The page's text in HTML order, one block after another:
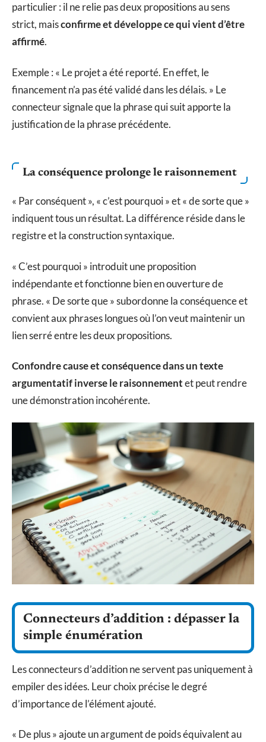
particulier : il ne relie pas deux propositions au sens
strict, maisconfirme et développe ce qui vient d’être
affirmé.
Exemple : « Le projet a été reporté. En effet, le
financement n’a pas été validé dans les délais. » Le
connecteur signale que la phrase qui suit apporte la
justification de la phrase précédente.
La conséquence prolonge le raisonnement
« Par conséquent », « c’est pourquoi » et « de sorte que »
indiquent tous un résultat. La différence réside dans le
registre et la construction syntaxique.
« C’est pourquoi » introduit une proposition
indépendante et fonctionne bien en ouverture de
phrase. « De sorte que » subordonne la conséquence et
convient aux phrases longues où l’on veut maintenir un
lien serré entre les deux propositions.
Confondre cause et conséquence dans un texte
argumentatif inverse le raisonnementet peut rendre
une démonstration incohérente.
Connecteurs d’addition : dépasser la
simple énumération
Les connecteurs d’addition ne servent pas uniquement à
empiler des idées. Leur choix précise le degré
d’importance de l’élément ajouté.
« De plus » ajoute un argument de poids équivalent au